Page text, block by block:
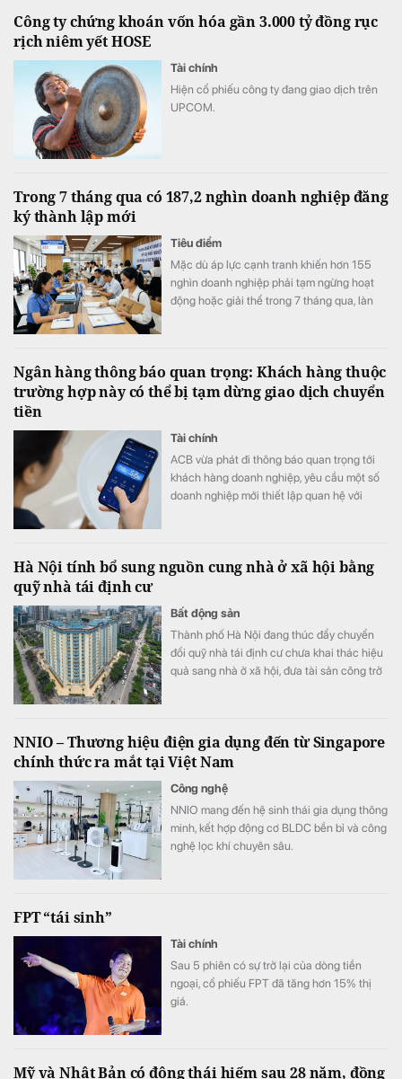
Công ty chứng khoán vốn hóa gần 3.000 tỷ đồng rục
rịch niêm yết HOSE
Tài chính
Hiện cổ phiếu công ty đang giao dịch trên
UPCOM.
Trong 7 tháng qua có 187,2 nghìn doanh nghiệp đăng
ký thành lập mới
Tiêu điểm
Mặc dù áp lực cạnh tranh khiến hơn 155
nghìn doanh nghiệp phải tạm ngừng hoạt
động hoặc giải thể trong 7 tháng qua, làn
với cùng kỳ năm trước.
Ngân hàng thông báo quan trọng: Khách hàng thuộc
trường hợp này có thể bị tạm dừng giao dịch chuyển
tiền
Tài chính
ACB vừa phát đi thông báo quan trọng tới
khách hàng doanh nghiệp, yêu cầu một số
doanh nghiệp mới thiết lập quan hệ với
Hà Nội tính bổ sung nguồn cung nhà ở xã hội bằng
quỹ nhà tái định cư
Bất động sản
Thành phố Hà Nội đang thúc đẩy chuyển
đổi quỹ nhà tái định cư chưa khai thác hiệu
quả sang nhà ở xã hội, đưa tài sản công trở
NNIO – Thương hiệu điện gia dụng đến từ Singapore
chính thức ra mắt tại Việt Nam
Công nghệ
NNIO mang đến hệ sinh thái gia dụng thông
minh, kết hợp động cơ BLDC bền bỉ và công
nghệ lọc khí chuyên sâu.
FPT “tái sinh”
Tài chính
Sau 5 phiên có sự trở lại của dòng tiền
ngoại, cổ phiếu FPT đã tăng hơn 15% thị
giá.
Mỹ và Nhật Bản có động thái hiếm sau 28 năm, đồng